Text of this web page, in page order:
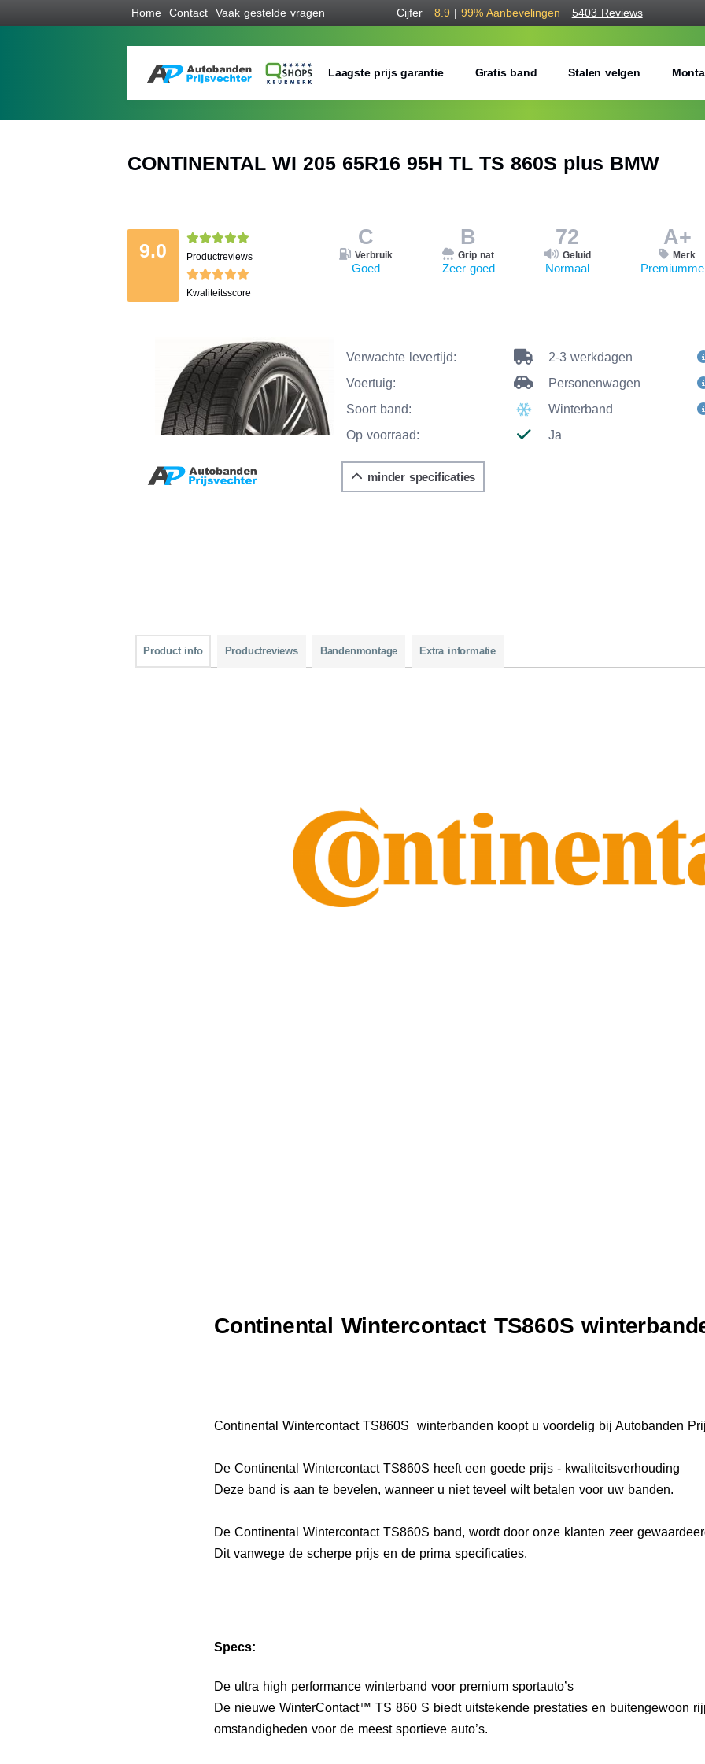
Home Contact Vaak gestelde vragen Cijfer 8.9 | 99% Aanbevelingen 5403 Reviews
Laagste prijs garantie Gratis band Stalen velgen
CONTINENTAL WI 205 65R16 95H TL TS 860S plus BMW
9.0 Productreviews
Kwaliteitsscore
C
Verbruik
Goed
B
Grip nat
Zeer goed
72
Geluid
Normaal
A+
Merk
Verwachte levertijd:
2-3 werkdagen
Voertuig:
Personenwagen
Soort band:
Winterband
Op voorraad:
Ja
minder specificaties
Product info Productreviews Bandenmontage Extra informatie
Continental Wintercontact TS860S
Continental Wintercontact TS860S winterbanden koopt u voordelig bij Autobanden
De Continental Wintercontact TS860S heeft een goede prijs - kwaliteitsverhouding
Deze band is aan te bevelen, wanneer u niet teveel wilt betalen voor uw banden.
De Continental Wintercontact TS860S band, wordt door onze klanten zeer
Dit vanwege de scherpe prijs en de prima specificaties.
Specs:
De ultra high performance winterband voor premium sportauto’s
De nieuwe WinterContact™ TS 860 S biedt uitstekende prestaties en buitengewoon
omstandigheden voor de meest sportieve auto’s.